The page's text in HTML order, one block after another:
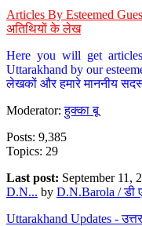
Articles By Esteemed
अतिथियों के लेख
Here you will get
Uttarakhand by our
लेखकों और हमारे माननीय
Moderator:हुक्का बू
Posts: 9,385
Topics: 29
Last post: September 11,
D.N... by D.N.Barola / डी
Uttarakhand Updates -